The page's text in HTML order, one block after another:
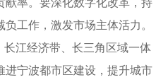
献率。要深化数字化改革，持
工作，激发市场主体活力。
长江经济带、长三角区域一体
进宁波都市区建设，提升城市